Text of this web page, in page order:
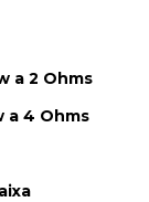
a 2 Ohms
a 4 Ohms